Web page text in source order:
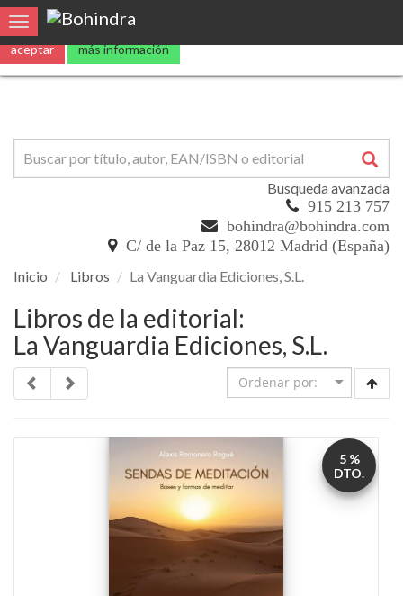
Utilizamoscookies propias y de terceros para mejorar nuestros
aceptar más información
Toggle navigation
Busqueda avanzada
915 213 757
bohindra@bohindra.com
C/ de la Paz 15, 28012 Madrid (España)
Inicio Libros La Vanguardia Ediciones, S.L.
Libros de la editorial:
La Vanguardia Ediciones, S.L.
5 %
DTO.